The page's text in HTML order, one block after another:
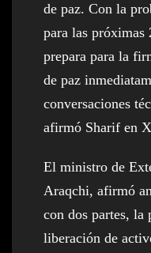
de paz. Con la
para las próximas
prepara para la
de paz
conversaciones
afirmó Sharif en
El ministro de
Araqchi, afirmó
con dos partes, la
liberación de